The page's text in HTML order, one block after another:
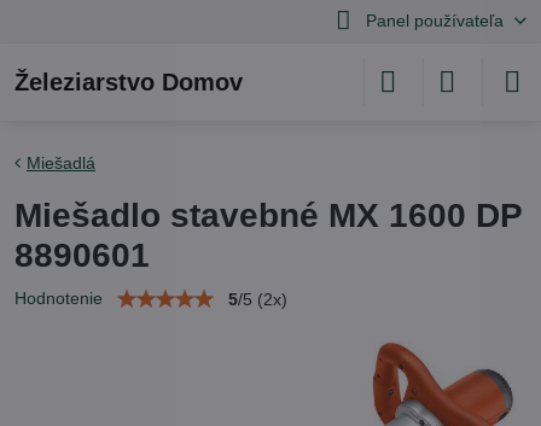
Panel používateľa
Železiarstvo Domov
Miešadlá
Miešadlo stavebné MX 1600 DP
8890601
Hodnotenie 5/5 (2x)